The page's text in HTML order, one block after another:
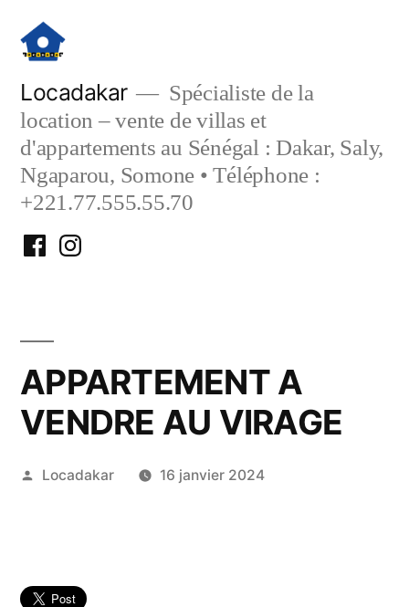
contenu
Locadakar
Spécialiste de la
location – vente de villas et
d'appartements au Sénégal : Dakar, Saly,
Ngaparou, Somone • Téléphone :
+221.77.555.55.70
FacebookInstagram
APPARTEMENT A
VENDRE AU VIRAGE
Publié
Locadakar 16 janvier 2024